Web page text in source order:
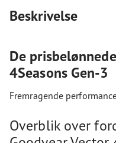
Beskrivelse
De
4Seasons Gen-3
Fremragende
Overblik over